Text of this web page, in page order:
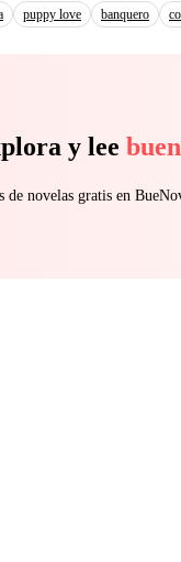
puppy love banquero
y lee
de novelas gratis en